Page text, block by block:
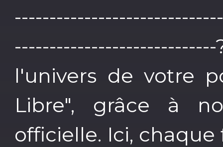
l'univers de votre
Libre", grâce à
officielle. Ici,